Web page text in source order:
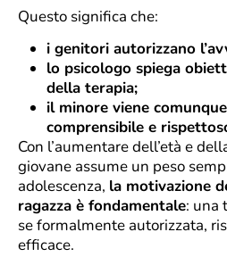
Questo significa che:
i genitori autorizzano
lo psicologo spiega
della terapia;
il minore viene
comprensibile e
Con l’aumentare dell’età e
giovane assume un peso
adolescenza, la motivazione
ragazza è fondamentale: una
se formalmente autorizzata,
efficace.